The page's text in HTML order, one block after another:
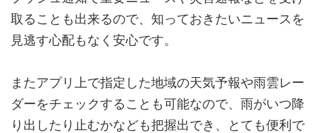
取ることも出来るので、知っておきたいニュースを
見逃す心配もなく安心です。
またアプリ上で指定した地域の天気予報や雨雲レー
ダーをチェックすることも可能なので、雨がいつ降
り出したり止むかなども把握出でき、とても便利で